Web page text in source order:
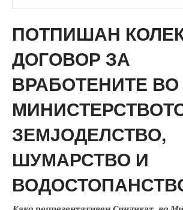
ПОТПИШАН
ДОГОВОР ЗА
ВРАБОТЕНИТЕ ВО
ЗЕМЈОДЕЛСТВО,
ШУМАРСТВО И